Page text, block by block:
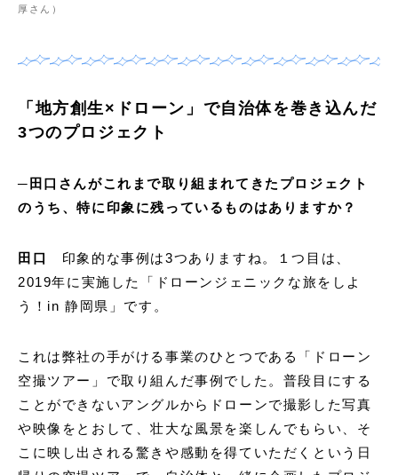
厚さん）
「地方創生×ドローン」で自治体を巻き込んだ
3つのプロジェクト
─田口さんがこれまで取り組まれてきたプロジェクト
のうち、特に印象に残っているものはありますか？
田口
印象的な事例は3つありますね。１つ目は、
2019年に実施した「ドローンジェニックな旅をしよ
う！in 静岡県」です。
これは弊社の手がける事業のひとつである「ドローン
空撮ツアー」で取り組んだ事例でした。普段目にする
ことができないアングルからドローンで撮影した写真
や映像をとおして、壮大な風景を楽しんでもらい、そ
こに映し出される驚きや感動を得ていただくという日